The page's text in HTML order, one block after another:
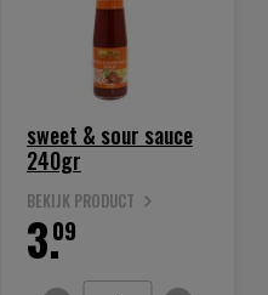
sweet & sour sauce
240gr
BEKIJK PRODUCT
09
3.